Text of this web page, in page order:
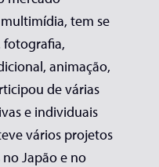
tem se
fotografia,
animação,
de várias
e individuais
vários projetos
Japão e no